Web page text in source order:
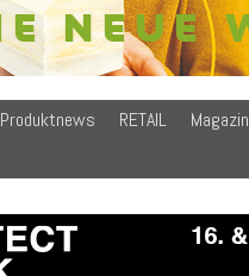
Produktnews RETAIL Magazin